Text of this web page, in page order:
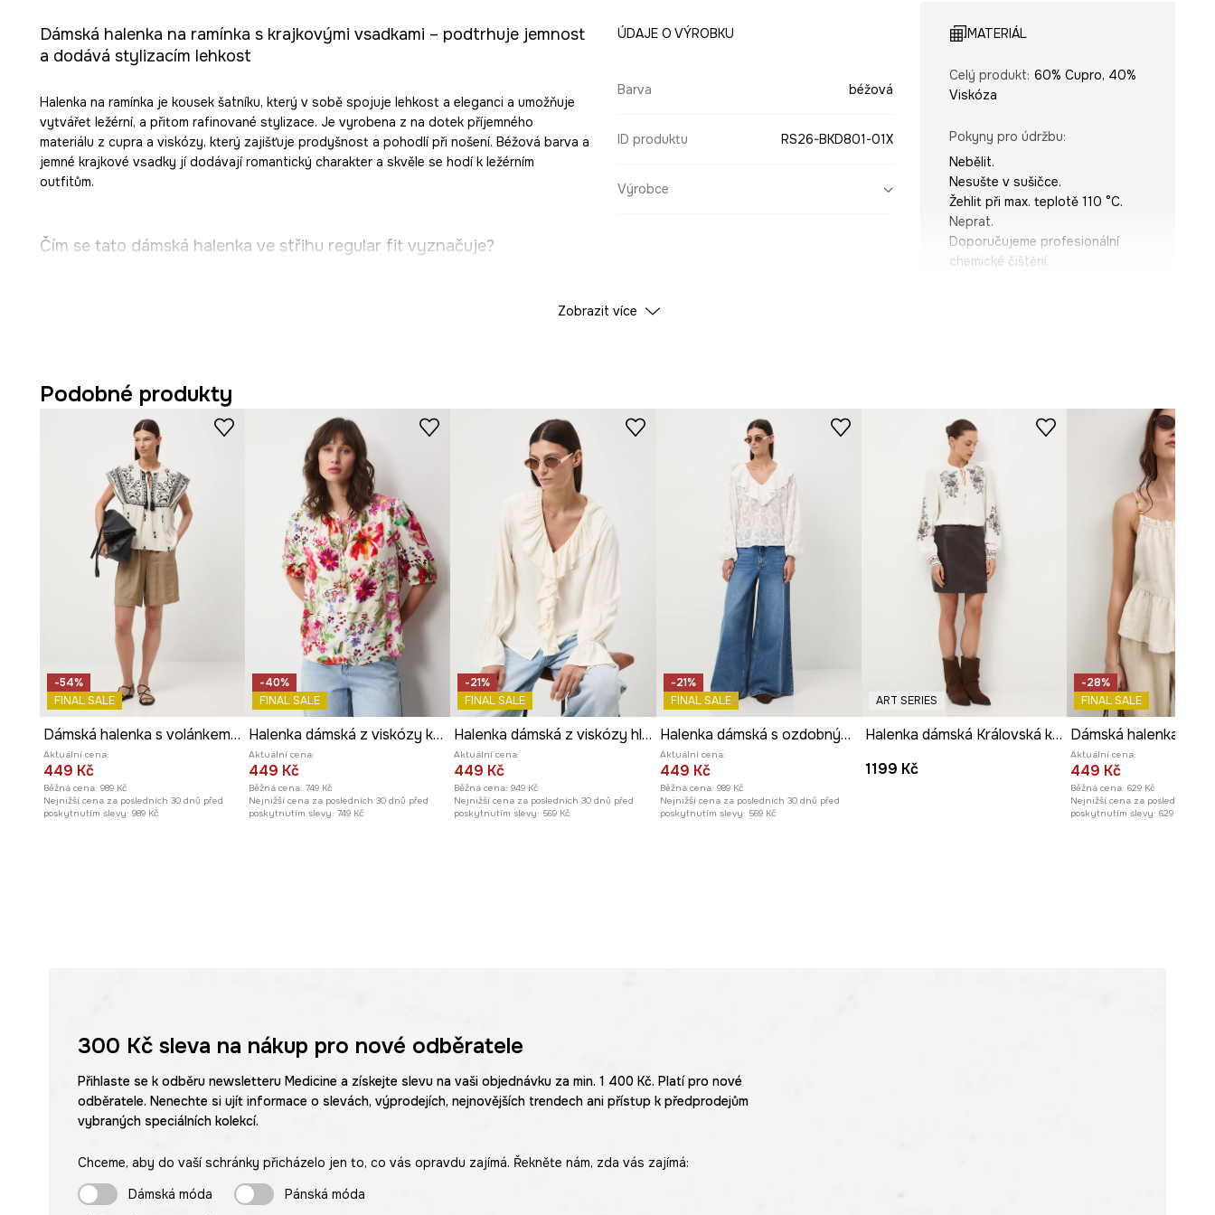
Dámská halenka na ramínka s krajkovými vsadkami – podtrhuje jemnost
a dodává stylizacím lehkost
Halenka na ramínka je kousek šatníku, který v sobě spojuje lehkost a eleganci a umožňuje
vytvářet ležérní, a přitom rafinované stylizace. Je vyrobena z na dotek příjemného
materiálu z cupra a viskózy, který zajišťuje prodyšnost a pohodlí při nošení. Béžová barva a
jemné krajkové vsadky jí dodávají romantický charakter a skvěle se hodí k ležérním
outfitům.
Čím se tato dámská halenka ve střihu regular fit vyznačuje?
Výstřih do V opticky prodlužuje krk a decentně odhaluje linii klíčních kostí.
Lehký materiál z cupra a viskózy
nabízí prodyšnost a je příjemně měkký na
na ramínkadodává lehkost a je ideální do teplých dnů.
Nastavitelná ramínka
umožňují individuální přizpůsobení a zvyšují pohodlí
při nošení.
krajkové vsadky dodávají halence romantický a ženský charakter.
struktura látky usnadňuje kombinování s dalšími kousky šatníku.
ÚDAJE O VÝROBKU
Barva béžová
ID produktu RS26-BKD801-01X
Výrobce
MATERIÁL
Celý produkt: 60% Cupro, 40%
Viskóza
Pokyny pro údržbu:
Nebělit.
Nesušte v sušičce.
Žehlit při max. teplotě 110 °C.
Neprat.
Doporučujeme profesionální
chemické čištění.
ROZMĚRY
Míry uvedené pro velikost
S.
Šířka podpaží
Modelka na fotografii je vysoká
174 cm a má na sebe velikost S
Prohlédněte si rozměry
Zobrazit více
Podobné produkty
-54%
FINAL SALE
Dámská halenka s volánkem z viskózy
Aktuální cena:
449 Kč
Běžná cena: 989 Kč
Nejnižší cena za posledních 30 dnů před
poskytnutím slevy: 989 Kč
-40%
FINAL SALE
Halenka dámská z viskózy květinová
Aktuální cena:
449 Kč
Běžná cena: 749 Kč
Nejnižší cena za posledních 30 dnů před
poskytnutím slevy: 749 Kč
-21%
FINAL SALE
Halenka dámská z viskózy hladký povrch
Aktuální cena:
449 Kč
Běžná cena: 949 Kč
Nejnižší cena za posledních 30 dnů před
poskytnutím slevy: 569 Kč
-21%
FINAL SALE
Halenka dámská s ozdobnými výšivkami
Aktuální cena:
449 Kč
Běžná cena: 989 Kč
Nejnižší cena za posledních 30 dnů před
poskytnutím slevy: 569 Kč
ART SERIES
Halenka dámská Královská kolekce
1199 Kč
-28%
FINAL SALE
Dámská halenka
Aktuální cena:
449 Kč
Běžná cena: 629 Kč
Nejnižší cena za posledních 30
poskytnutím slevy: 629 Kč
300 Kčsleva na nákup pro nové odběratele
Přihlaste se k odběru newsletteru Medicine a získejte slevu na vaši objednávku za min. 1 400 Kč. Platí pro nové
odběratele. Nenechte si ujít informace o slevách, výprodejích, nejnovějších trendech ani přístup k předprodejům
vybraných speciálních kolekcí.
Chceme, aby do vaší schránky přicházelo jen to, co vás opravdu zajímá. Řekněte nám, zda vás zajímá:
Dámská móda
Pánská móda